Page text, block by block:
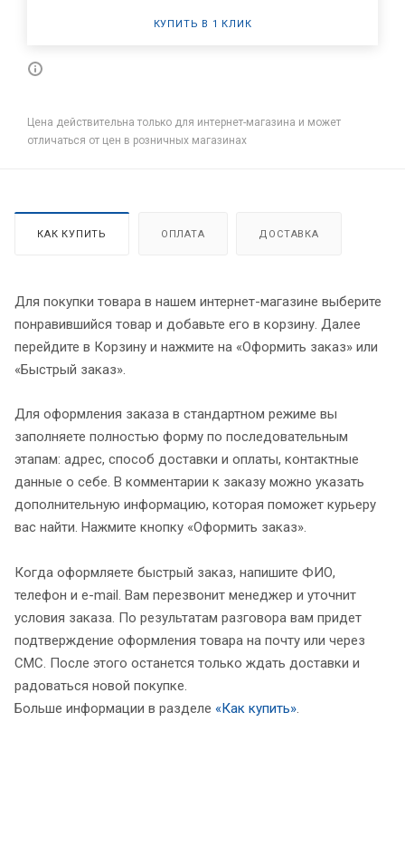
КУПИТЬ В 1 КЛИК
Цена действительна только для интернет-магазина и может
отличаться от цен в розничных магазинах
КАК КУПИТЬ ОПЛАТА ДОСТАВКА
Для покупки товара в нашем интернет-магазине выберите
понравившийся товар и добавьте его в корзину. Далее
перейдите в Корзину и нажмите на «Оформить заказ» или
«Быстрый заказ».
Для оформления заказа в стандартном режиме вы
заполняете полностью форму по последовательным
этапам: адрес, способ доставки и оплаты, контактные
данные о себе. В комментарии к заказу можно указать
дополнительную информацию, которая поможет курьеру
вас найти. Нажмите кнопку «Оформить заказ».
Когда оформляете быстрый заказ, напишите ФИО,
телефон и e-mail. Вам перезвонит менеджер и уточнит
условия заказа. По результатам разговора вам придет
подтверждение оформления товара на почту или через
СМС. После этого останется только ждать доставки и
радоваться новой покупке.
Больше информации в разделе «Как купить».